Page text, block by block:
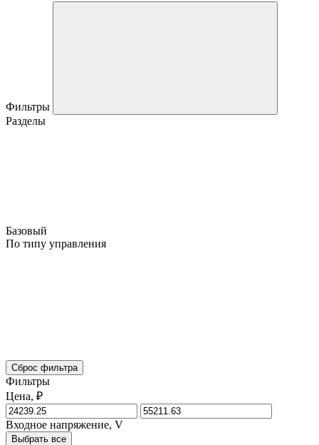
Фильтры
Разделы
Базовый
По типу управления
Сброс фильтра
Фильтры
Цена, ₽
Входное напряжение, V
Выбрать все